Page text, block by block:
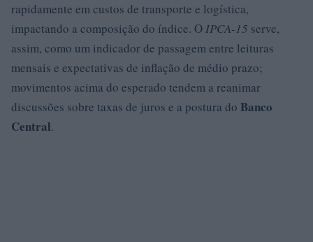
rapidamente em custos de transporte e logística,
impactando a composição do índice. OIPCA-15 serve,
assim, como um indicador de passagem entre leituras
mensais e expectativas de inflação de médio prazo;
movimentos acima do esperado tendem a reanimar
discussões sobre taxas de juros e a postura do Banco
Central.